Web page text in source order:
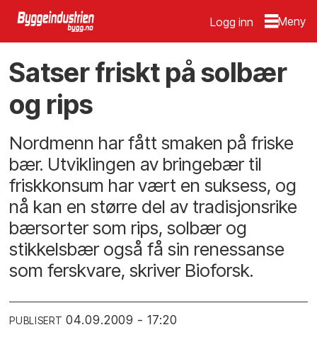
Logg inn
Satser friskt på solbær
og rips
Nordmenn har fått smaken på friske
bær. Utviklingen av bringebær til
friskkonsum har vært en suksess, og
nå kan en større del av tradisjonsrike
bærsorter som rips, solbær og
stikkelsbær også få sin renessanse
som ferskvare, skriver Bioforsk.
PUBLISERT 04.09.2009 - 17:20